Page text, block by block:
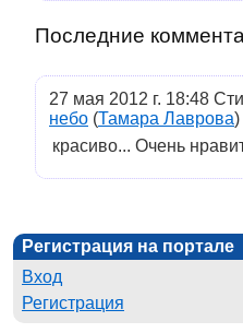
Последние
27 мая 2012 г. 18:48
небо (Тамара Лаврова)
красиво... Очень
Регистрация на портале
Вход
Регистрация